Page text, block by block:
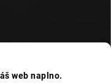
web naplno.